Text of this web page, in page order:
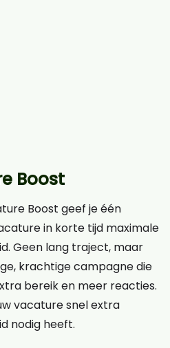
Boost
Boost geef je één
in korte tijd maximale
Geen lang traject, maar
krachtige campagne die
bereik en meer reacties.
vacature snel extra
nodig heeft.